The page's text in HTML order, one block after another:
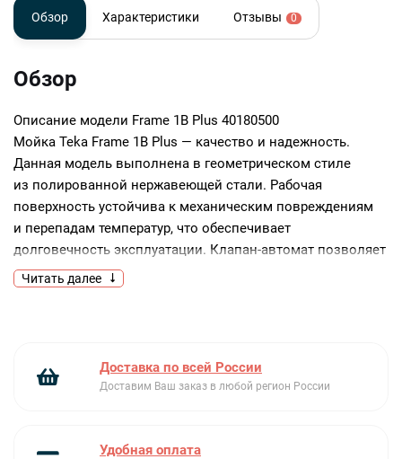
Обзор Характеристики Отзывы 0
Обзор
Описание модели Frame 1B Plus 40180500
Мойка Teka Frame 1B Plus — качество и надежность.
Данная модель выполнена в геометрическом стиле
из полированной нержавеющей стали. Рабочая
поверхность устойчива к механическим повреждениям
и перепадам температур, что обеспечивает
долговечность эксплуатации. Клапан-автомат позволяет
перекрыть слив воды, чтобы повысить эффективность
мытья посуды или разморозить продукты. В комплект
Ключевые преимущества:
Рабочая поверхность из нержавеющей стали
Крепежи, сливная арматура и сифон в комплекте
Читать далее
Доставка по всей России
Доставим Ваш заказ в любой регион России
Удобная оплата